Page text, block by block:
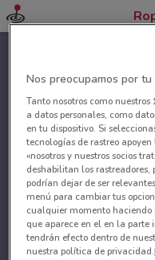
Nos preocupamos por tu
Tanto nosotros como nuestros
a datos personales, como
en tu dispositivo. Si
tecnologías de rastreo
«nosotros y nuestros socios
deshabilitan los
podrían dejar de ser
menú para cambiar tus
cualquier momento haciendo
que aparece en el en la parte
tendrán efecto dentro de
nuestra política de privacidad.